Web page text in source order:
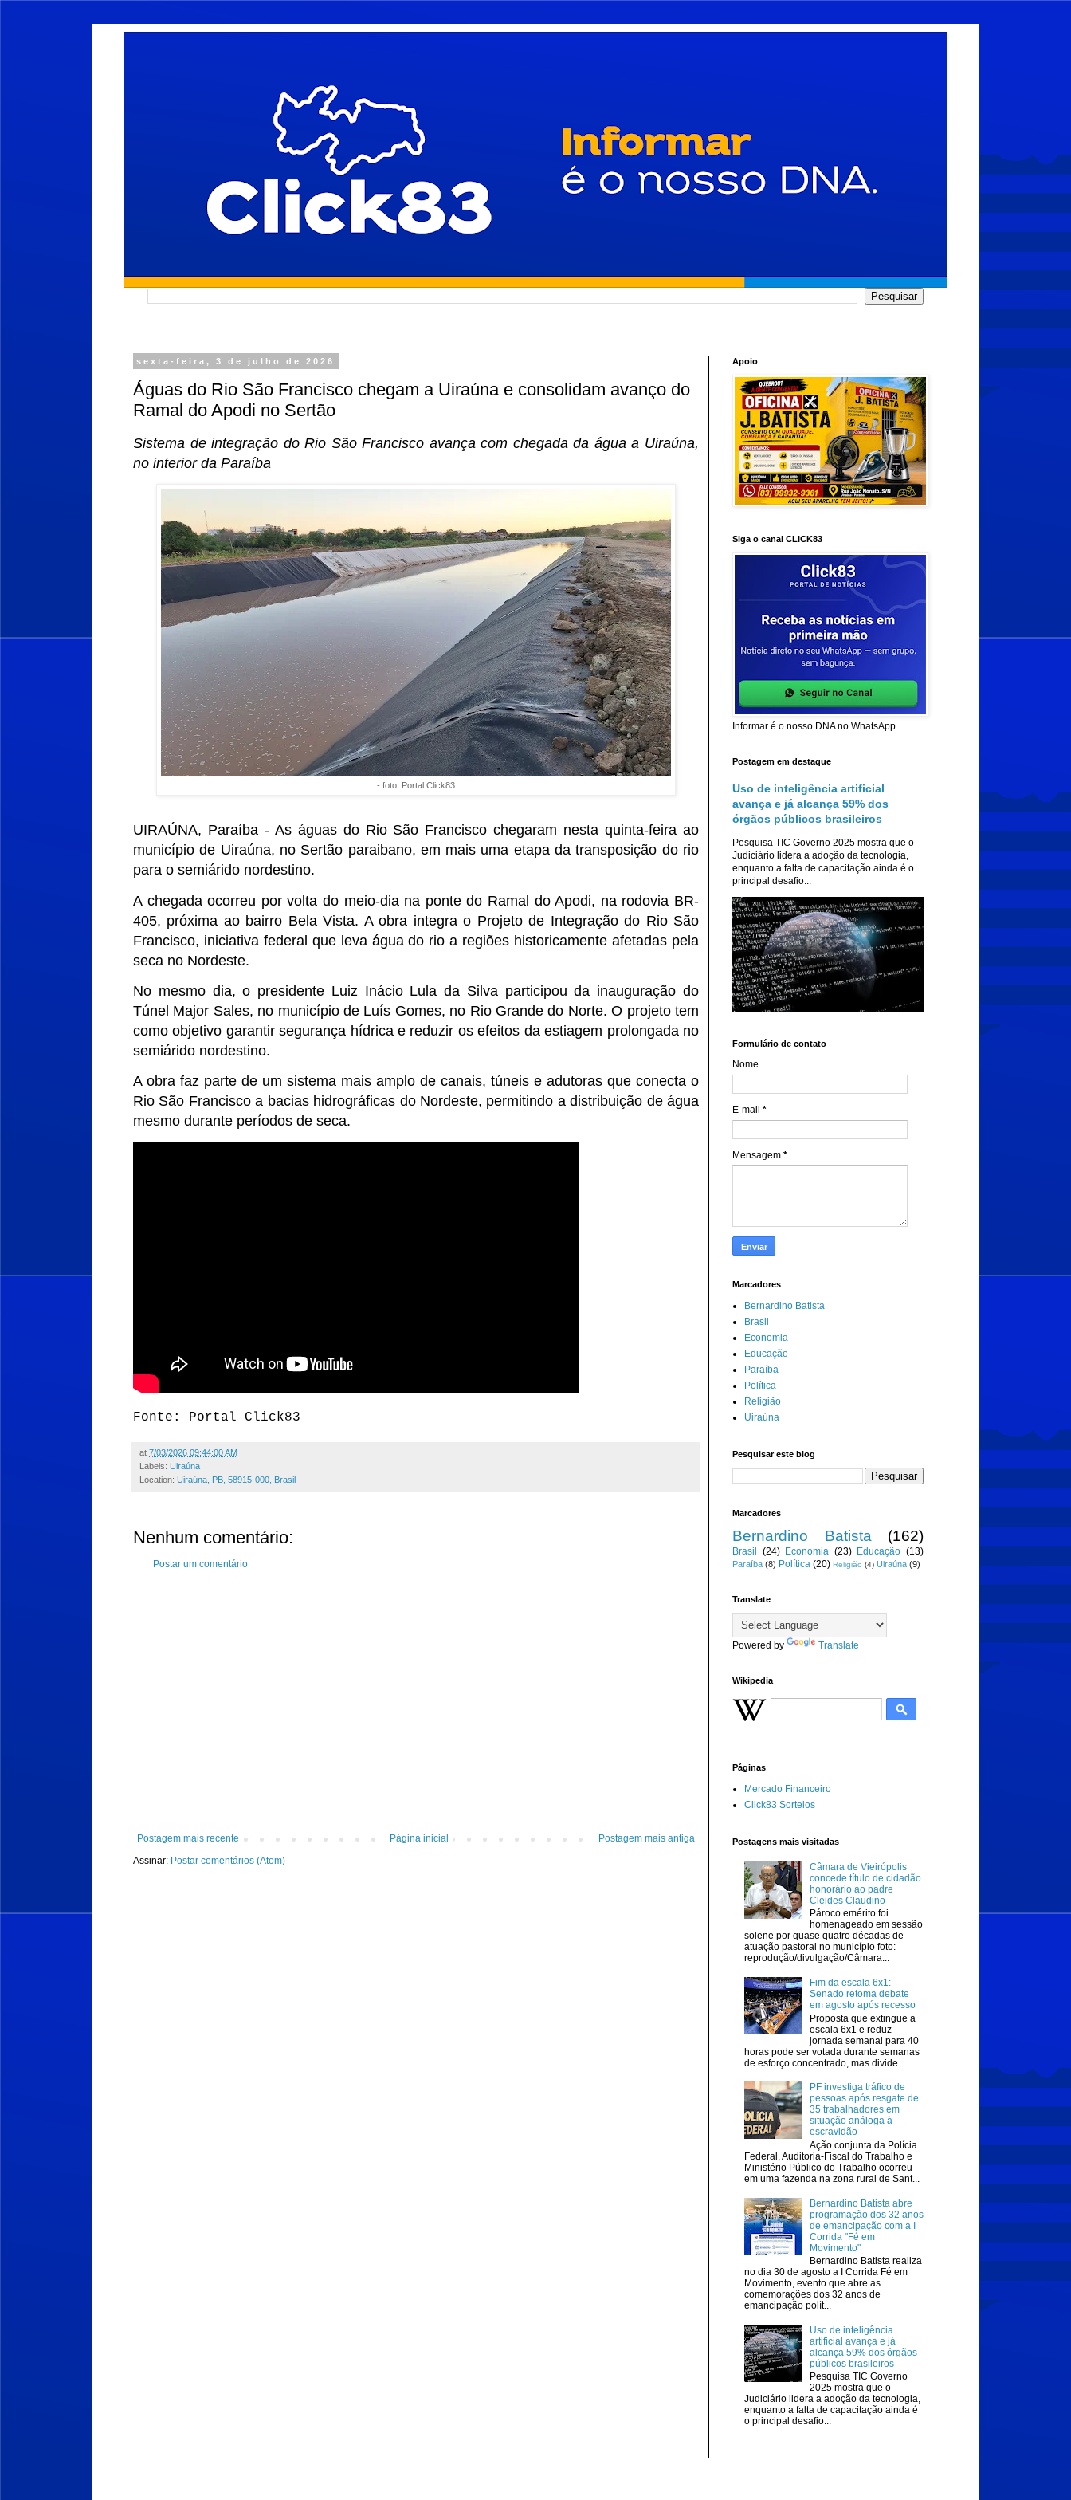
sexta-feira, 3 de julho de 2026
Águas do Rio São Francisco chegam a Uiraúna e consolidam avanço do
Ramal do Apodi no Sertão
Sistema de integração do Rio São Francisco avança com chegada da água a Uiraúna,
no interior da Paraíba
- foto: Portal Click83
UIRAÚNA, Paraíba - As águas do Rio São Francisco chegaram nesta quinta-feira ao
município de Uiraúna, no Sertão paraibano, em mais uma etapa da transposição do rio
para o semiárido nordestino.
A chegada ocorreu por volta do meio-dia na ponte do Ramal do Apodi, na rodovia BR-
405, próxima ao bairro Bela Vista. A obra integra o Projeto de Integração do Rio São
Francisco, iniciativa federal que leva água do rio a regiões historicamente afetadas pela
seca no Nordeste.
No mesmo dia, o presidente Luiz Inácio Lula da Silva participou da inauguração do
Túnel Major Sales, no município de Luís Gomes, no Rio Grande do Norte. O projeto tem
como objetivo garantir segurança hídrica e reduzir os efeitos da estiagem prolongada no
semiárido nordestino.
A obra faz parte de um sistema mais amplo de canais, túneis e adutoras que conecta o
Rio São Francisco a bacias hidrográficas do Nordeste, permitindo a distribuição de água
mesmo durante períodos de seca.
Fonte: Portal Click83
at 7/03/2026 09:44:00 AM
Labels: Uiraúna
Location: Uiraúna, PB, 58915-000, Brasil
Nenhum comentário:
Postar um comentário
Postagem mais recente Postagem mais antiga
Página inicial
Assinar: Postar comentários (Atom)
Apoio
Siga o canal CLICK83
Informar é o nosso DNA no WhatsApp
Postagem em destaque
Uso de inteligência artificial
avança e já alcança 59% dos
órgãos públicos brasileiros
Pesquisa TIC Governo 2025 mostra que o
Judiciário lidera a adoção da tecnologia,
enquanto a falta de capacitação ainda é o
principal desafio...
Formulário de contato
Nome
E-mail *
Mensagem *
Marcadores
Bernardino Batista
Brasil
Economia
Educação
Paraíba
Política
Religião
Uiraúna
Pesquisar este blog
Marcadores
Bernardino Batista (162)
Brasil (24) Economia (23) Educação (13)
Paraíba (8) Política (20) Religião (4) Uiraúna (9)
Translate
Powered by Translate
Wikipedia
Páginas
Mercado Financeiro
Click83 Sorteios
Postagens mais visitadas
Câmara de Vieirópolis
concede título de cidadão
honorário ao padre
Cleides Claudino
Pároco emérito foi
homenageado em sessão
solene por quase quatro décadas de
atuação pastoral no município foto:
reprodução/divulgação/Câmara...
Fim da escala 6x1:
Senado retoma debate
em agosto após recesso
Proposta que extingue a
escala 6x1 e reduz
jornada semanal para 40
horas pode ser votada durante semanas
de esforço concentrado, mas divide ...
PF investiga tráfico de
pessoas após resgate de
35 trabalhadores em
situação análoga à
escravidão
Ação conjunta da Polícia
Federal, Auditoria-Fiscal do Trabalho e
Ministério Público do Trabalho ocorreu
em uma fazenda na zona rural de Sant...
Bernardino Batista abre
programação dos 32 anos
de emancipação com a I
Corrida "Fé em
Movimento"
Bernardino Batista realiza
no dia 30 de agosto a I Corrida Fé em
Movimento, evento que abre as
comemorações dos 32 anos de
emancipação polít...
Uso de inteligência
artificial avança e já
alcança 59% dos órgãos
públicos brasileiros
Pesquisa TIC Governo
2025 mostra que o
Judiciário lidera a adoção da tecnologia,
enquanto a falta de capacitação ainda é
o principal desafio...